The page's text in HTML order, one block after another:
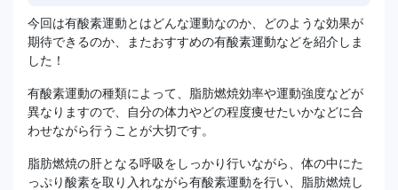
今回は有酸素運動とはどんな運動なのか、どのような効果が
期待できるのか、またおすすめの有酸素運動などを紹介しま
した！
有酸素運動の種類によって、脂肪燃焼効率や運動強度などが
異なりますので、自分の体力やどの程度痩せたいかなどに合
わせながら行うことが大切です。
脂肪燃焼の肝となる呼吸をしっかり行いながら、体の中にた
っぷり酸素を取り入れながら有酸素運動を行い、脂肪燃焼し